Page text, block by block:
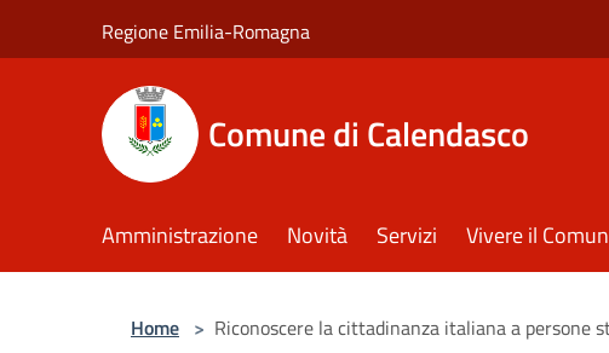
Regione Emilia-Romagna
Comune di Calendasco
Amministrazione Novità Servizi Vivere il
Home > Riconoscere la cittadinanza italiana a persone